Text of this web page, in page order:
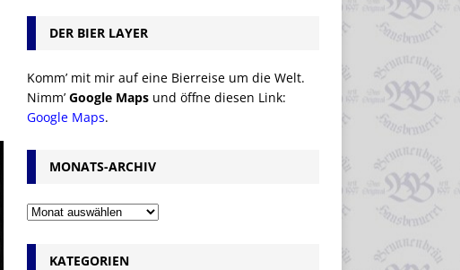
DER BIER LAYER
Komm’ mit mir auf eine Bierreise um die Welt.
Nimm’ Google Maps und öffne diesen Link:
Google Maps.
MONATS-ARCHIV
KATEGORIEN